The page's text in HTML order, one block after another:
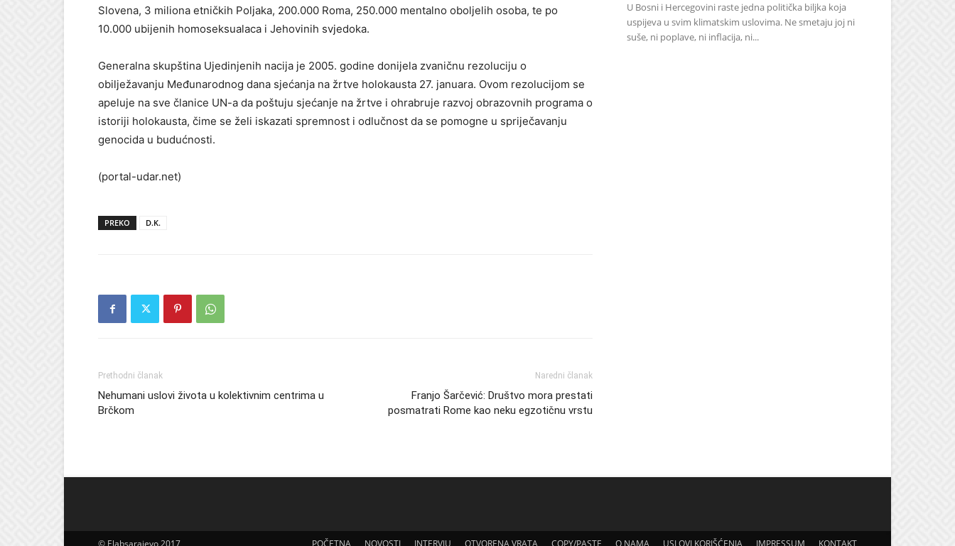
Slovena, 3 miliona etničkih Poljaka, 200.000 Roma, 250.000 mentalno oboljelih osoba, te po
10.000 ubijenih homoseksualaca i Jehovinih svjedoka.
Generalna skupština Ujedinjenih nacija je 2005. godine donijela zvaničnu rezoluciju o
obilježavanju Međunarodnog dana sjećanja na žrtve holokausta 27. januara. Ovom rezolucijom se
apeluje na sve članice UN-a da poštuju sjećanje na žrtve i ohrabruje razvoj obrazovnih programa o
istoriji holokausta, čime se želi iskazati spremnost i odlučnost da se pomogne u spriječavanju
genocida u budućnosti.
(portal-udar.net)
PREKO D.K.
Prethodni članak
Nehumani uslovi života u kolektivnim centrima u
Brčkom
Naredni članak
Franjo Šarčević: Društvo mora prestati
posmatrati Rome kao neku egzotičnu vrstu
U Bosni i Hercegovini raste jedna politička biljka koja
uspijeva u svim klimatskim uslovima. Ne smetaju joj ni
suše, ni poplave, ni inflacija, ni...
POČETNA NOVOSTI INTERVJU OTVORENA VRATA COPY/PASTE O NAMA USLOVI KORIŠĆENJA IMPRESSUM KONTAKT
© Elabsarajevo 2017